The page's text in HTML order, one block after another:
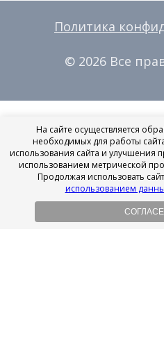
Политика
© 2026 Все
На сайте осуществляется
необходимых для работы
использования сайта и улучшения
использованием метрической
Продолжая использовать
использованием